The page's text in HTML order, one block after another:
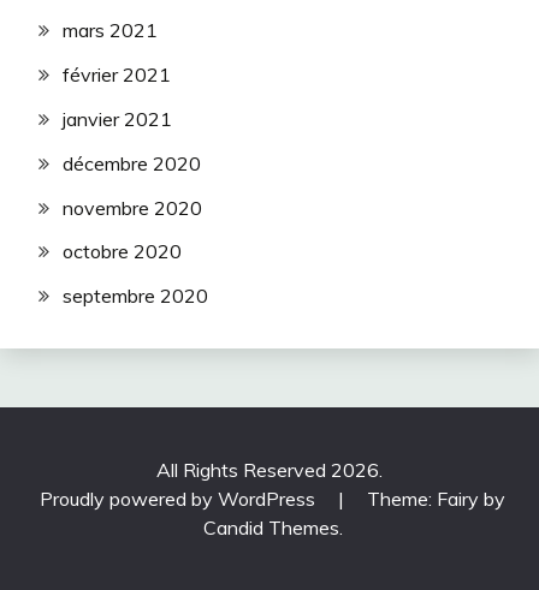
mars 2021
février 2021
janvier 2021
décembre 2020
novembre 2020
octobre 2020
septembre 2020
All Rights Reserved 2026.
Proudly powered by WordPress
|
Theme: Fairy by
Candid Themes.